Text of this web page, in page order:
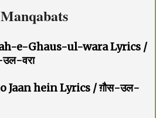
e-Ghaus-ul-wara Lyrics /
उल-वरा
Jaan hein Lyrics / ग़ौस-उल-